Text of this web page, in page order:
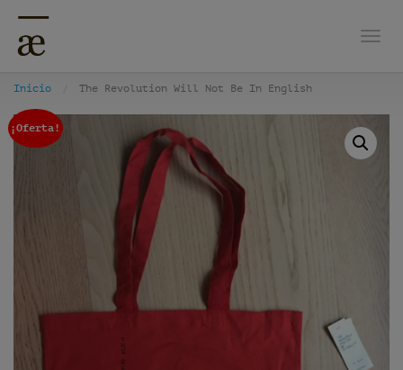
Inicio The Revolution Will Not Be In English
¡Oferta!